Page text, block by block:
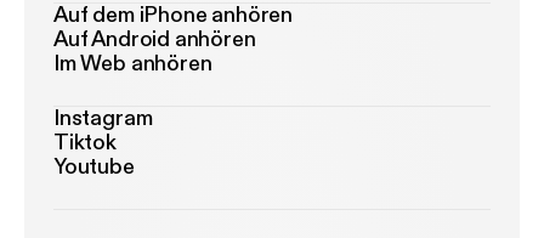
Auf dem iPhone anhören
Auf Android anhören
Im Web anhören
Instagram
Tiktok
Youtube